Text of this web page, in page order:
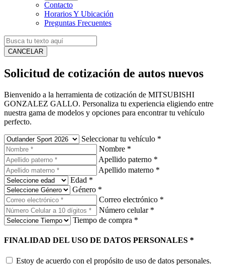
Contacto
Horarios Y Ubicación
Preguntas Frecuentes
CANCELAR
Solicitud de cotización de autos nuevos
Bienvenido a la herramienta de cotización de MITSUBISHI
GONZALEZ GALLO. Personaliza tu experiencia eligiendo entre
nuestra gama de modelos y opciones para encontrar tu vehículo
perfecto.
Seleccionar tu vehículo *
Nombre *
Apellido paterno *
Apellido materno *
Edad *
Género *
Correo electrónico *
Número celular *
Tiempo de compra *
FINALIDAD DEL USO DE DATOS PERSONALES *
Estoy de acuerdo con el propósito de uso de datos personales.